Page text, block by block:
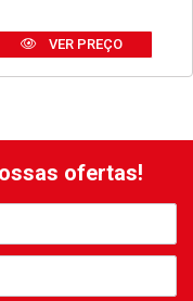
VER PREÇO
ofertas!